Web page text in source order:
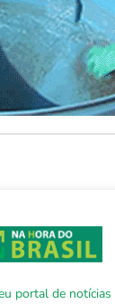
portal de